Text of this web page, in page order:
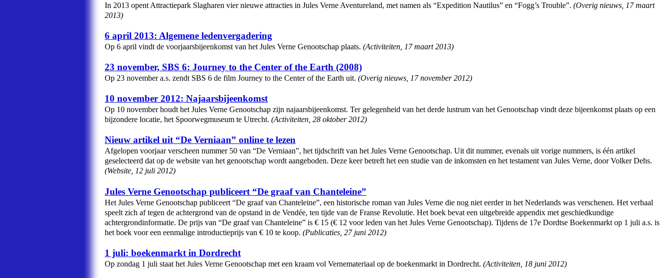
In 2013 opent Attractiepark Slagharen vier nieuwe attracties in Jules Verne Aventureland, met namen als “Expedition Nautilus” en “Fogg’s Trouble”. (Overig nieuws 17 maart
2013)
6 april 2013: Algemene ledenvergadering
Op 6 april vindt de voorjaarsbijeenkomst van het Jules Verne Genootschap plaats. (Activiteiten 17 maart 2013)
23 november, SBS 6: Journey to the Center of the Earth (2008)
Op 23 november a.s. zendt SBS 6 de film Journey to the Center of the Earth uit. (Overig nieuws 17 november 2012)
10 november 2012: Najaarsbijeenkomst
Op 10 november houdt het Jules Verne Genootschap zijn najaarsbijeenkomst. Ter gelegenheid van het derde lustrum van het Genootschap vindt deze bijeenkomst plaats op een
bijzondere locatie, het Spoorwegmuseum te Utrecht. (Activiteiten 28 oktober 2012)
Nieuw artikel uit “De Verniaan” online te lezen
Afgelopen voorjaar verscheen nummer 50 van “De Verniaan”, het tijdschrift van het Jules Verne Genootschap. Uit dit nummer, evenals uit vorige nummers, is één artikel
geselecteerd dat op de website van het genootschap wordt aangeboden. Deze keer betreft het een studie van de inkomsten en het testament van Jules Verne, door Volker Dehs.
(Website, 12 juli 2012)
Jules Verne Genootschap publiceert “De graaf van Chanteleine”
Het Jules Verne Genootschap publiceert “De graaf van Chanteleine”, een historische roman van Jules Verne die nog niet eerder in het Nederlands was verschenen. Het verhaal
speelt zich af tegen de achtergrond van de opstand in de Vendée, ten tijde van de Franse Revolutie. Het boek bevat een uitgebreide appendix met geschiedkundige
achtergrondinformatie. De prijs van “De graaf van Chanteleine” is € 15 (€ 12 voor leden van het Jules Verne Genootschap). Tijdens de 17e Dordtse Boekenmarkt op 1 juli a.s. is
het boek voor een eenmalige introductieprijs van € 10 te koop. (Publicaties 27 juni 2012)
1 juli: boekenmarkt in Dordrecht
Op zondag 1 juli staat het Jules Verne Genootschap met een kraam vol Vernemateriaal op de boekenmarkt in Dordrecht. (Activiteiten 18 juni 2012)